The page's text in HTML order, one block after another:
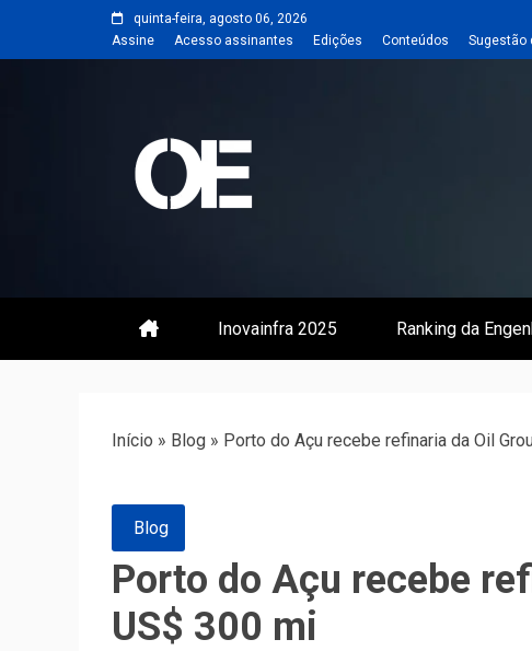
quinta-feira, agosto 06, 2026
Assine
Acesso assinantes Edições Conteúdos Sugestão
Revista | O
Inovainfra 2025 Ranking da
Início » Blog » Porto do Açu recebe refinaria da Oil
Blog
Porto do Açu recebe
US$ 300 mi